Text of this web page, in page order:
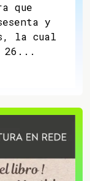
que
y
la cual
26...